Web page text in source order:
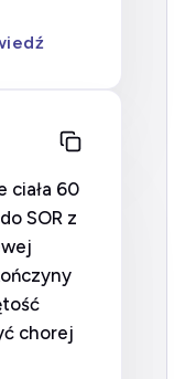
ciała 60
SOR z
chorej